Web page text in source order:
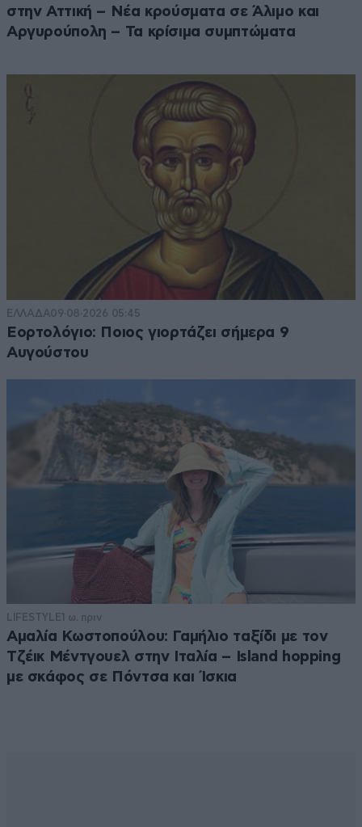
στην Αττική – Νέα κρούσματα σε Άλιμο και
Αργυρούπολη – Τα κρίσιμα συμπτώματα
ΕΛΛΑΔΑ09·08·2026 05:45
Εορτολόγιο: Ποιος γιορτάζει σήμερα 9
Αυγούστου
LIFESTYLE1 ω. πριν
Αμαλία Κωστοπούλου: Γαμήλιο ταξίδι με τον
Τζέικ Μέντγουελ στην Ιταλία – Island hopping
με σκάφος σε Πόντσα και Ίσκια